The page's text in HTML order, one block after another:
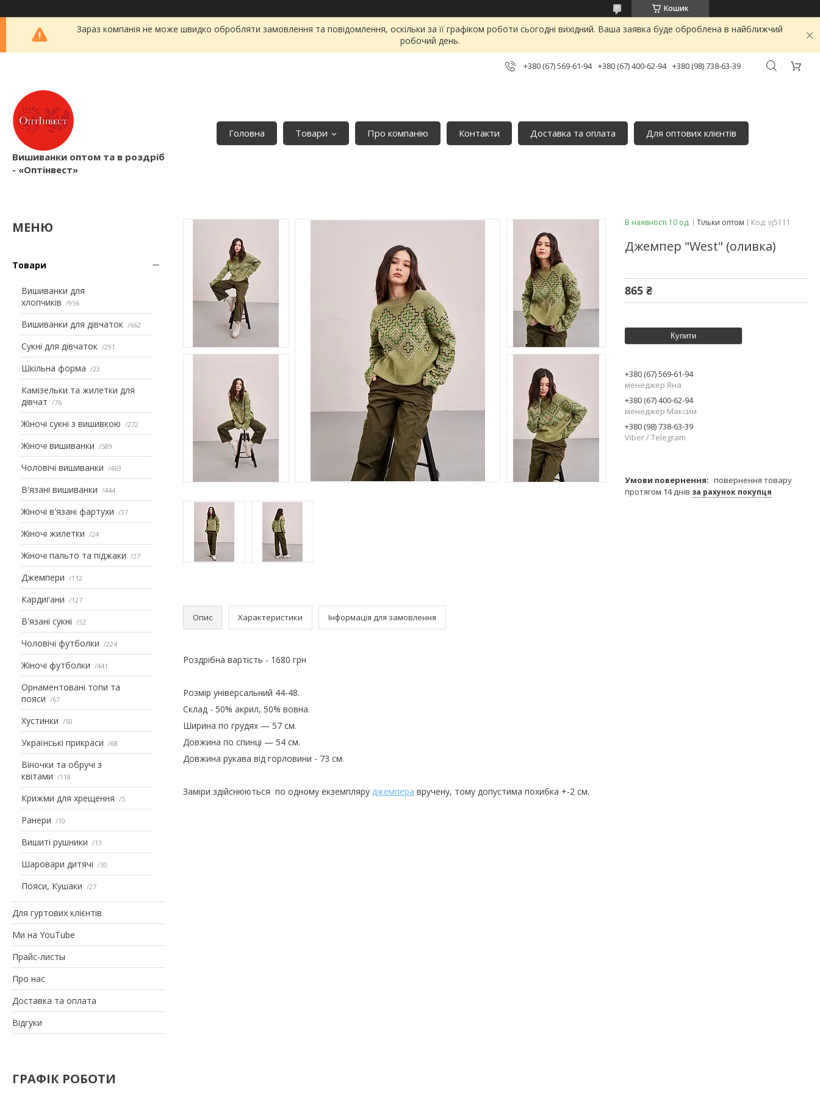
Кошик
Зараз компанія не може швидко обробляти замовлення та повідомлення, оскільки за її графіком роботи сьогодні вихідний. Ваша заявка буде оброблена в найближчий
робочий день.
+380 (67) 569-61-94 +380 (67) 400-62-94 +380 (98) 738-63-39
Вишиванки оптом та в роздріб
- «Оптінвест»
Головна Товари Про компанію Контакти Доставка та оплата Для оптових клієнтів
Товари
Вишиванки для
хлопчиків
956
Вишиванки для дівчаток 662
Сукні для дівчаток 291
Шкільна форма 23
Камізельки та жилетки для
дівчат
76
Жіночі сукні з вишивкою 272
Жіночі вишиванки 589
Чоловічі вишиванки 463
В'язані вишиванки 444
Жіночі в'язані фартухи 37
Жіночі жилетки 24
Жіночі пальто та піджаки 27
Джемпери 112
Кардигани 127
В'язані сукні 32
Чоловічі футболки 224
Жіночі футболки 441
Орнаментовані топи та
пояси
67
Хустинки 50
Українські прикраси 68
Віночки та обручі з
квітами
118
Крижми для хрещення 5
Ранери 10
Вишиті рушники 13
Шаровари дитячі 30
Пояси, Кушаки 27
Для гуртових клієнтів
Ми на YouTube
Прайс-листы
Про нас
Доставка та оплата
Відгуки
ГРАФІК РОБОТИ
Опис Характеристики Інформація для замовлення
Роздрібна вартість - 1680 грн
Розмір універсальний 44-48.
Склад - 50% акрил, 50% вовна.
Ширина по грудях — 57 см.
Довжина по спинці — 54 см.
Довжина рукава від горловини - 73 см.
Заміри здійснюються по одному екземпляру джемпера вручену, тому допустима похибка +-2 см.
В наявності 10 од. Тільки оптом Код: vj5111
Джемпер "West" (оливка)
865 ₴
Купити
+380 (67) 569-61-94
менеджер Яна
+380 (67) 400-62-94
менеджер Максим
+380 (98) 738-63-39
Viber / Telegram
повернення товару
протягом 14 днів за рахунок покупця